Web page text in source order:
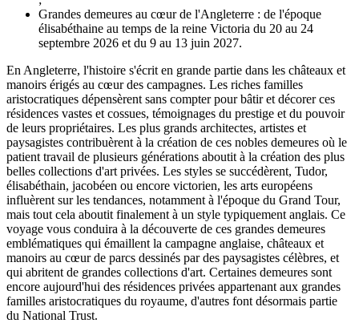
Grandes demeures au cœur de l'Angleterre : de l'époque
élisabéthaine au temps de la reine Victoria du 20 au 24
septembre 2026 et du 9 au 13 juin 2027.
En Angleterre, l'histoire s'écrit en grande partie dans les châteaux et
manoirs érigés au cœur des campagnes. Les riches familles
aristocratiques dépensèrent sans compter pour bâtir et décorer ces
résidences vastes et cossues, témoignages du prestige et du pouvoir
de leurs propriétaires. Les plus grands architectes, artistes et
paysagistes contribuèrent à la création de ces nobles demeures où le
patient travail de plusieurs générations aboutit à la création des plus
belles collections d'art privées. Les styles se succédèrent, Tudor,
élisabéthain, jacobéen ou encore victorien, les arts européens
influèrent sur les tendances, notamment à l'époque du Grand Tour,
mais tout cela aboutit finalement à un style typiquement anglais. Ce
voyage vous conduira à la découverte de ces grandes demeures
emblématiques qui émaillent la campagne anglaise, châteaux et
manoirs au cœur de parcs dessinés par des paysagistes célèbres, et
qui abritent de grandes collections d'art. Certaines demeures sont
encore aujourd'hui des résidences privées appartenant aux grandes
familles aristocratiques du royaume, d'autres font désormais partie
du National Trust.